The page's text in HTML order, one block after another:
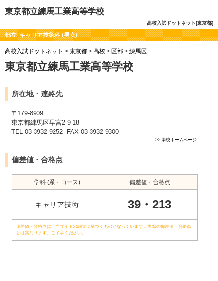
東京都立練馬工業高等学校
高校入試ドットネット[東京都]
都立 キャリア技術科 (男女)
高校入試ドットネット > 東京都 > 高校 > 区部 > 練馬区
東京都立練馬工業高等学校
所在地・連絡先
〒179-8909
東京都練馬区早宮2-9-18
TEL 03-3932-9252 FAX 03-3932-9300
>>学校ホームページ
偏差値・合格点
学科 (系・コース) 偏差値・合格点
キャリア技術 39・213
偏差値・合格点は、当サイトの調査に基づくものとなっています。実際の偏差値・合格点
とは異なります。ご了承ください。